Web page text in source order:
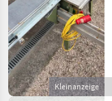
Kleinanzeige